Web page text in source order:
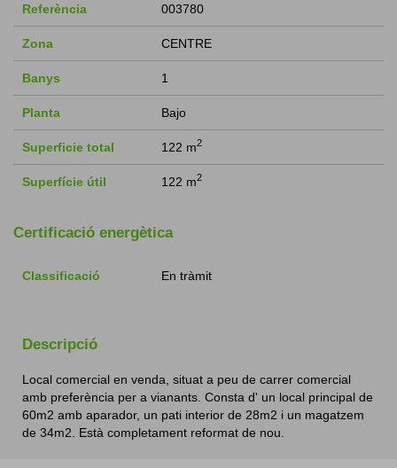
Referència 003780
Zona CENTRE
Banys 1
Planta Bajo
Superficie total 122 m2
Superfície útil 122 m2
Certificació energètica
Classificació En tràmit
Descripció
Local comercial en venda, situat a peu de carrer comercial
amb preferència per a vianants. Consta d' un local principal de
60m2 amb aparador, un pati interior de 28m2 i un magatzem
de 34m2. Està completament reformat de nou.